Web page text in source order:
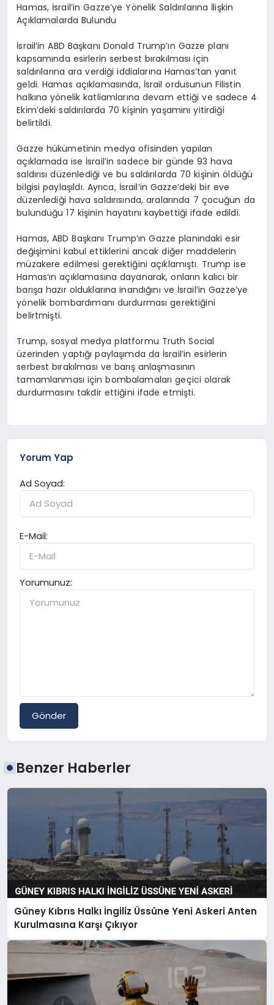
Hamas, İsrail’in Gazze’ye Yönelik Saldırılarına İlişkin
Açıklamalarda Bulundu
İsrail’in ABD Başkanı Donald Trump’ın Gazze planı
kapsamında esirlerin serbest bırakılması için
saldırılarına ara verdiği iddialarına Hamas’tan yanıt
geldi. Hamas açıklamasında, İsrail ordusunun Filistin
halkına yönelik katliamlarına devam ettiği ve sadece 4
Ekim’deki saldırılarda 70 kişinin yaşamını yitirdiği
belirtildi.
Gazze hükümetinin medya ofisinden yapılan
açıklamada ise İsrail’in sadece bir günde 93 hava
saldırısı düzenlediği ve bu saldırılarda 70 kişinin öldüğü
bilgisi paylaşıldı. Ayrıca, İsrail’in Gazze’deki bir eve
düzenlediği hava saldırısında, aralarında 7 çocuğun da
bulunduğu 17 kişinin hayatını kaybettiği ifade edildi.
Hamas, ABD Başkanı Trump’ın Gazze planındaki esir
değişimini kabul ettiklerini ancak diğer maddelerin
müzakere edilmesi gerektiğini açıklamıştı. Trump ise
Hamas’ın açıklamasına dayanarak, onların kalıcı bir
barışa hazır olduklarına inandığını ve İsrail’in Gazze’ye
yönelik bombardımanı durdurması gerektiğini
belirtmişti.
Trump, sosyal medya platformu Truth Social
üzerinden yaptığı paylaşımda da İsrail’in esirlerin
serbest bırakılması ve barış anlaşmasının
tamamlanması için bombalamaları geçici olarak
durdurmasını takdir ettiğini ifade etmişti.
Yorum Yap
Ad Soyad:
E-Mail:
Yorumunuz:
Gönder
Benzer Haberler
Güney Kıbrıs Halkı İngiliz Üssüne Yeni Askeri Anten
Kurulmasına Karşı Çıkıyor